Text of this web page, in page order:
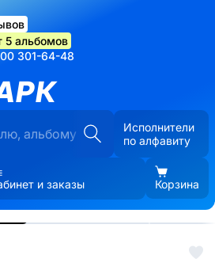
5 альбомов
301-64-48
Исполнители
по алфавиту
и заказы Корзина